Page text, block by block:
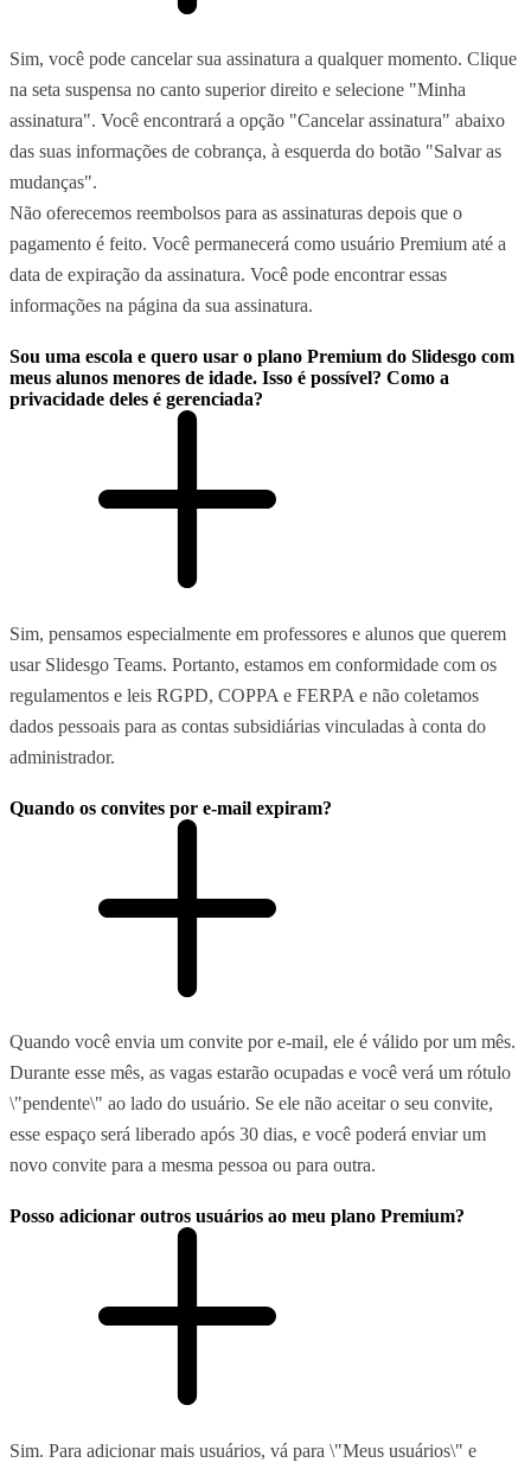
Sim, você pode cancelar sua assinatura a qualquer momento. Clique
na seta suspensa no canto superior direito e selecione "Minha
assinatura". Você encontrará a opção "Cancelar assinatura" abaixo
das suas informações de cobrança, à esquerda do botão "Salvar as
mudanças".
Não oferecemos reembolsos para as assinaturas depois que o
pagamento é feito. Você permanecerá como usuário Premium até a
data de expiração da assinatura. Você pode encontrar essas
informações na página da sua assinatura.
Sou uma escola e quero usar o plano Premium do Slidesgo com
meus alunos menores de idade. Isso é possível? Como a
privacidade deles é gerenciada?
Sim, pensamos especialmente em professores e alunos que querem
usar Slidesgo Teams. Portanto, estamos em conformidade com os
regulamentos e leis RGPD, COPPA e FERPA e não coletamos
dados pessoais para as contas subsidiárias vinculadas à conta do
administrador.
Quando os convites por e-mail expiram?
Quando você envia um convite por e-mail, ele é válido por um mês.
Durante esse mês, as vagas estarão ocupadas e você verá um rótulo
\"pendente\" ao lado do usuário. Se ele não aceitar o seu convite,
esse espaço será liberado após 30 dias, e você poderá enviar um
novo convite para a mesma pessoa ou para outra.
Posso adicionar outros usuários ao meu plano Premium?
Sim. Para adicionar mais usuários, vá para \"Meus usuários\" e